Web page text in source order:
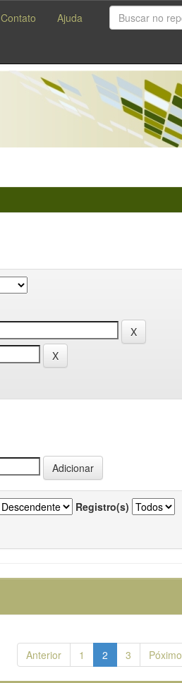
Contato Ajuda
Registro(s)
Anterior 1 2 3 Póximo